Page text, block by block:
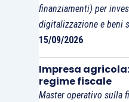
finanziamenti) per
digitalizzazione e beni
15/09/2026
Impresa
regime fiscale
Master operativo sulla